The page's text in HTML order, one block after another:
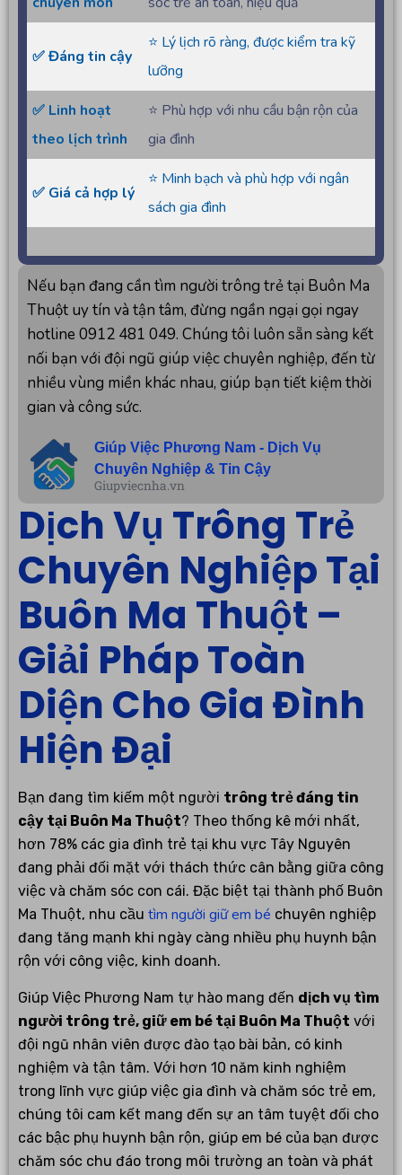
✅ Đáng tin cậy
⭐ Lý lịch rõ ràng, được kiểm tra kỹ
lưỡng
✅ Linh hoạt
theo lịch trình
⭐ Phù hợp với nhu cầu bận rộn của
gia đình
✅ Giá cả hợp lý
⭐ Minh bạch và phù hợp với ngân
sách gia đình
Nếu bạn đang cần tìm người trông trẻ tại Buôn Ma
Thuột uy tín và tận tâm, đừng ngần ngại gọi ngay
hotline 0912 481 049. Chúng tôi luôn sẵn sàng kết
nối bạn với đội ngũ giúp việc chuyên nghiệp, đến từ
nhiều vùng miền khác nhau, giúp bạn tiết kiệm thời
gian và công sức.
Giúp Việc Phương Nam - Dịch Vụ
Chuyên Nghiệp & Tin Cậy
Giupviecnha.vn
Dịch Vụ Trông Trẻ
Chuyên Nghiệp Tại
Buôn Ma Thuột –
Giải Pháp Toàn
Diện Cho Gia Đình
Hiện Đại
Bạn đang tìm kiếm một người trông trẻ đáng tin
cậy tại Buôn Ma Thuột? Theo thống kê mới nhất,
hơn 78% các gia đình trẻ tại khu vực Tây Nguyên
đang phải đối mặt với thách thức cân bằng giữa công
việc và chăm sóc con cái. Đặc biệt tại thành phố Buôn
Ma Thuột, nhu cầu tìm người giữ em bé chuyên nghiệp
đang tăng mạnh khi ngày càng nhiều phụ huynh bận
rộn với công việc, kinh doanh.
Giúp Việc Phương Nam tự hào mang đến dịch vụ tìm
người trông trẻ, giữ em bé tại Buôn Ma Thuột với
đội ngũ nhân viên được đào tạo bài bản, có kinh
nghiệm và tận tâm. Với hơn 10 năm kinh nghiệm
trong lĩnh vực giúp việc gia đình và chăm sóc trẻ em,
chúng tôi cam kết mang đến sự an tâm tuyệt đối cho
các bậc phụ huynh bận rộn, giúp em bé của bạn được
chăm sóc chu đáo trong môi trường an toàn và phát